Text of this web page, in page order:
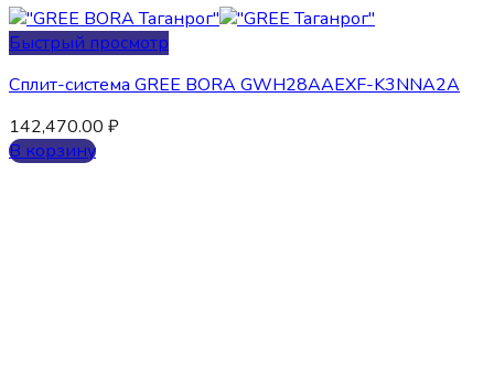
Быстрый просмотр
Сплит-система GREE BORA GWH28AAEXF-K3NNA2A
142,470.00 ₽
В корзину